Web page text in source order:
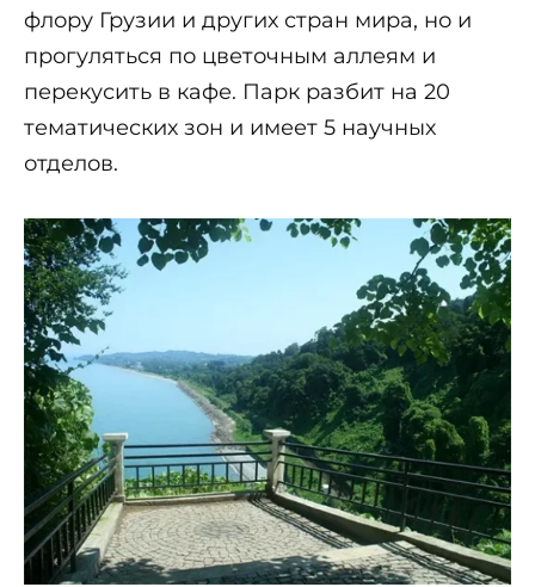
флору Грузии и других стран мира, но и
прогуляться по цветочным аллеям и
перекусить в кафе. Парк разбит на 20
тематических зон и имеет 5 научных
отделов.